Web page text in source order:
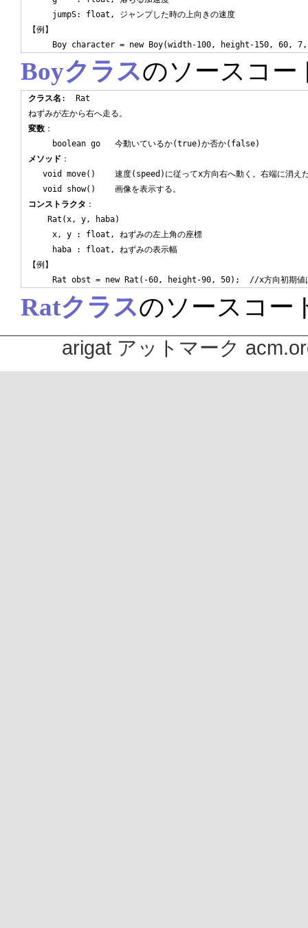
     jumpS: float, ジャンプした時の上向きの速度
【例】
Boyクラスのソースコー
クラス名 :  Rat
変数 ：
メソッド ：
void move()    速度(speed)に従ってx方向右へ動く。右端に消え
コンストラクタ ：
    Rat(x, y, haba)
     x, y : float, ねずみの左上角の座標
     haba : float, ねずみの表示幅
【例】
Ratクラスのソースコー
arigat アットマーク